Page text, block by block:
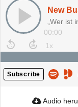
„Wer ist
00:00
Subscribe
Audio